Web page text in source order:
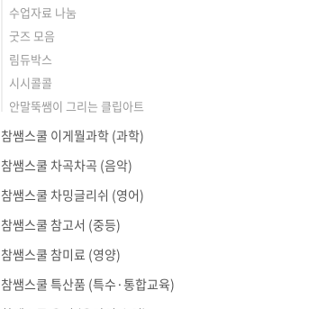
수업자료 나눔
굿즈 모음
림듀박스
시시콜콜
안말뚝쌤이 그리는 클립아트
참쌤스쿨 이게뭘과학 (과학)
참쌤스쿨 차곡차곡 (음악)
참쌤스쿨 차밍글리쉬 (영어)
참쌤스쿨 참고서 (중등)
참쌤스쿨 참미료 (영양)
참쌤스쿨 특산품 (특수·통합교육)